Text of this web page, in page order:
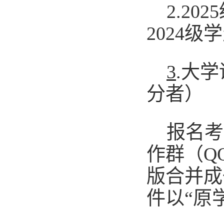
2.2025
2024级
3.大
分者）
报名
作群 （
版合并
件以“原